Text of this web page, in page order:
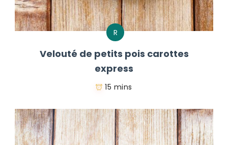
R
Velouté de petits pois carottes
express
15 mins